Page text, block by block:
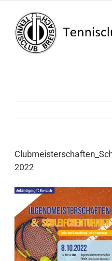
springen
2022